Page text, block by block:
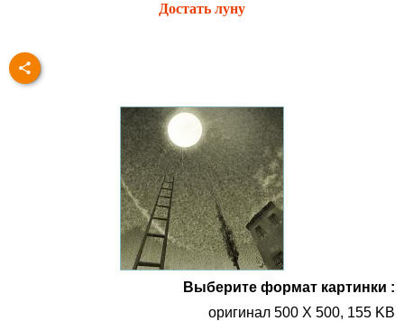
Достать луну
Выберите формат картинки :
оригинал 500 X 500, 155 KB